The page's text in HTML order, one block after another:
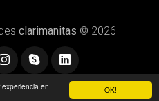
OK!
en
clarimanitas © 2026